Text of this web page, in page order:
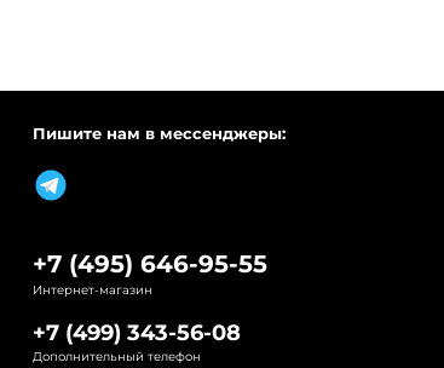
Пишите нам в мессенджеры:
+7 (495) 646-95-55
Интернет-магазин
+7 (499) 343-56-08
Дополнительный телефон